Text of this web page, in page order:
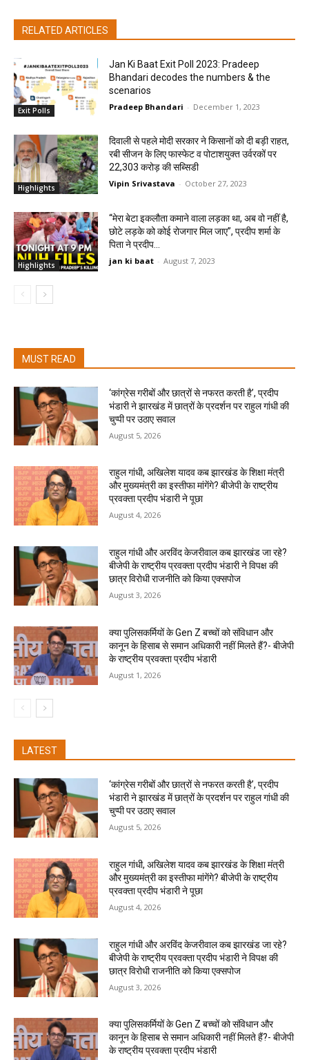
RELATED ARTICLES
Exit Polls
Jan Ki Baat Exit Poll 2023: Pradeep
Bhandari decodes the numbers & the
scenarios
Pradeep Bhandari - December 1, 2023
Highlights
दिवाली से पहले मोदी सरकार ने किसानों को दी बड़ी राहत,
रबी सीजन के लिए फास्फेट व पोटाशयुक्त उर्वरकों पर
22,303 करोड़ की सब्सिडी
Vipin Srivastava - October 27, 2023
Highlights
“मेरा बेटा इकलौता कमाने वाला लड़का था, अब वो नहीं है,
छोटे लड़के को कोई रोजगार मिल जाए”, प्रदीप शर्मा के
पिता ने प्रदीप...
jan ki baat - August 7, 2023
MUST READ
‘कांग्रेस गरीबों और छात्रों से नफरत करती है’, प्रदीप
भंडारी ने झारखंड में छात्रों के प्रदर्शन पर राहुल गांधी की
चुप्पी पर उठाए सवाल
August 5, 2026
राहुल गांधी, अखिलेश यादव कब झारखंड के शिक्षा मंत्री
और मुख्यमंत्री का इस्तीफा मांगेंगे? बीजेपी के राष्ट्रीय
प्रवक्ता प्रदीप भंडारी ने पूछा
August 4, 2026
राहुल गांधी और अरविंद केजरीवाल कब झारखंड जा रहे?
बीजेपी के राष्ट्रीय प्रवक्ता प्रदीप भंडारी ने विपक्ष की
छात्र विरोधी राजनीति को किया एक्सपोज
August 3, 2026
क्या पुलिसकर्मियों के Gen Z बच्चों को संविधान और
कानून के हिसाब से समान अधिकारी नहीं मिलते हैं?- बीजेपी
के राष्ट्रीय प्रवक्ता प्रदीप भंडारी
August 1, 2026
LATEST
‘कांग्रेस गरीबों और छात्रों से नफरत करती है’, प्रदीप
भंडारी ने झारखंड में छात्रों के प्रदर्शन पर राहुल गांधी की
चुप्पी पर उठाए सवाल
August 5, 2026
राहुल गांधी, अखिलेश यादव कब झारखंड के शिक्षा मंत्री
और मुख्यमंत्री का इस्तीफा मांगेंगे? बीजेपी के राष्ट्रीय
प्रवक्ता प्रदीप भंडारी ने पूछा
August 4, 2026
राहुल गांधी और अरविंद केजरीवाल कब झारखंड जा रहे?
बीजेपी के राष्ट्रीय प्रवक्ता प्रदीप भंडारी ने विपक्ष की
छात्र विरोधी राजनीति को किया एक्सपोज
August 3, 2026
क्या पुलिसकर्मियों के Gen Z बच्चों को संविधान और
कानून के हिसाब से समान अधिकारी नहीं मिलते हैं?- बीजेपी
के राष्ट्रीय प्रवक्ता प्रदीप भंडारी